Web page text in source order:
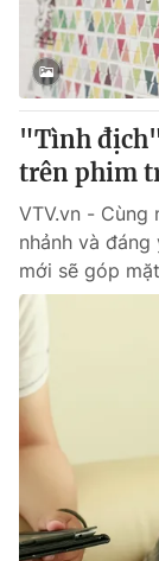
® Cấm sao chép
thuận bằng văn
thông tin từ
"Tình địch"
trên phim
VTV.vn - Cùng
nhảnh và
mới sẽ góp